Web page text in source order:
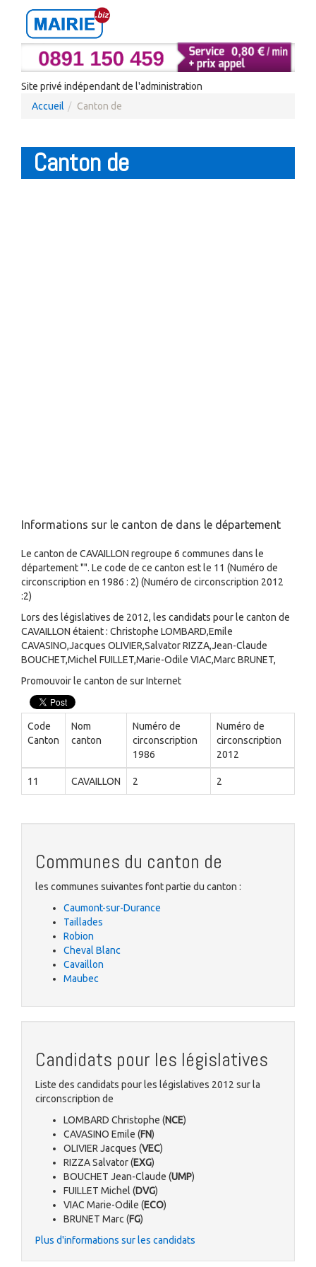
Site privé indépendant de l'administration
Accueil
Canton de
Canton de
Informations sur le canton de dans le département
Le canton de CAVAILLON regroupe 6 communes dans le
département "". Le code de ce canton est le 11 (Numéro de
circonscription en 1986 : 2) (Numéro de circonscription 2012
:2)
Lors des législatives de 2012, les candidats pour le canton de
CAVAILLON étaient : Christophe LOMBARD,Emile
CAVASINO,Jacques OLIVIER,Salvator RIZZA,Jean-Claude
BOUCHET,Michel FUILLET,Marie-Odile VIAC,Marc BRUNET,
Promouvoir le canton de sur Internet
Code
Canton
Nom
canton
Numéro de
circonscription
1986
Numéro de
circonscription
2012
11 CAVAILLON 2 2
Communes du canton de
les communes suivantes font partie du canton :
Caumont-sur-Durance
Taillades
Robion
Cheval Blanc
Cavaillon
Maubec
Candidats pour les législatives
Liste des candidats pour les législatives 2012 sur la
circonscription de
LOMBARD Christophe (NCE)
CAVASINO Emile (FN)
OLIVIER Jacques (VEC)
RIZZA Salvator (EXG)
BOUCHET Jean-Claude (UMP)
FUILLET Michel (DVG)
VIAC Marie-Odile (ECO)
BRUNET Marc (FG)
Plus d'informations sur les candidats